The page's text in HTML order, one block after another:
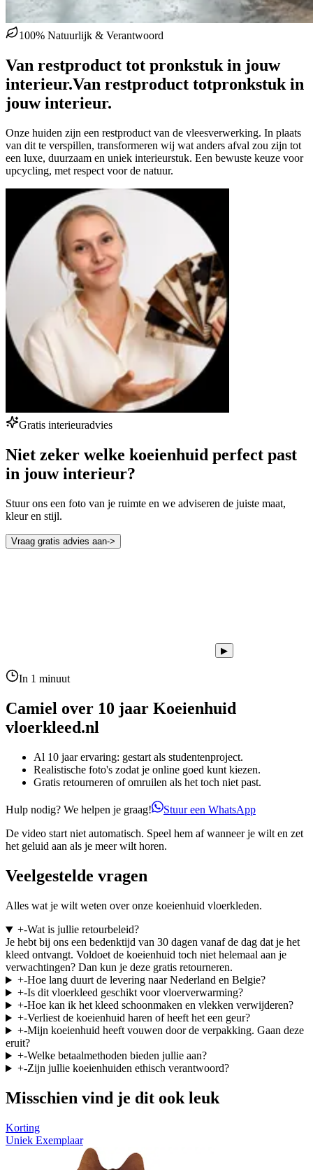
100% Natuurlijk & Verantwoord
Van restproduct tot pronkstuk in jouw
interieur.Van restproduct totpronkstuk in
jouw interieur.
Onze huiden zijn een restproduct van de vleesverwerking. In plaats
van dit te verspillen, transformeren wij wat anders afval zou zijn tot
een luxe, duurzaam en uniek interieurstuk. Een bewuste keuze voor
upcycling, met respect voor de natuur.
Gratis interieuradvies
Niet zeker welke koeienhuid perfect past
in jouw interieur?
Stuur ons een foto van je ruimte en we adviseren de juiste maat,
kleur en stijl.
Vraag gratis advies aan->
▶
In 1 minuut
Camiel over 10 jaar Koeienhuid
vloerkleed.nl
Al 10 jaar ervaring: gestart als studentenproject.
Realistische foto's zodat je online goed kunt kiezen.
Gratis retourneren of omruilen als het toch niet past.
Hulp nodig? We helpen je graag!
Stuur een WhatsApp
De video start niet automatisch. Speel hem af wanneer je wilt en zet
het geluid aan als je meer wilt horen.
Veelgestelde vragen
Alles wat je wilt weten over onze koeienhuid vloerkleden.
+-Wat is jullie retourbeleid?
Je hebt bij ons een bedenktijd van 30 dagen vanaf de dag dat je het
kleed ontvangt. Voldoet de koeienhuid toch niet helemaal aan je
verwachtingen? Dan kun je deze gratis retourneren.
+-Hoe lang duurt de levering naar Nederland en Belgie?
+-Is dit vloerkleed geschikt voor vloerverwarming?
+-Hoe kan ik het kleed schoonmaken en vlekken verwijderen?
+-Verliest de koeienhuid haren of heeft het een geur?
+-Mijn koeienhuid heeft vouwen door de verpakking. Gaan deze
eruit?
+-Welke betaalmethoden bieden jullie aan?
+-Zijn jullie koeienhuiden ethisch verantwoord?
Misschien vind je dit ook leuk
Korting
Uniek Exemplaar